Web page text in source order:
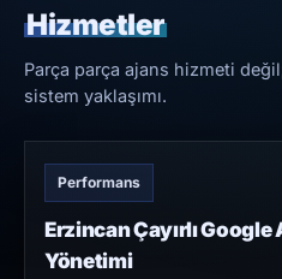
Hizmetler
Parça parça ajans hizmeti
sistem yaklaşımı.
Performans
Erzincan Çayırlı Google
Yönetimi